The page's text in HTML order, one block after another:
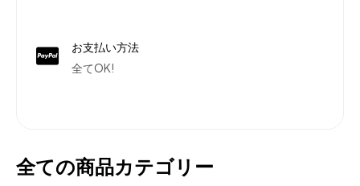
お支払い方法
全てOK!
全ての商品カテゴリー